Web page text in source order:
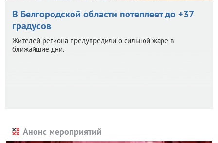
В Белгородской области потеплеет до +37
градусов
Жителей региона предупредили о сильной жаре в
ближайшие дни.
Анонс мероприятий